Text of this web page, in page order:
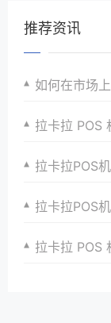
推荐资讯
如何在市场
拉卡拉 POS
拉卡拉POS
拉卡拉POS
拉卡拉 POS